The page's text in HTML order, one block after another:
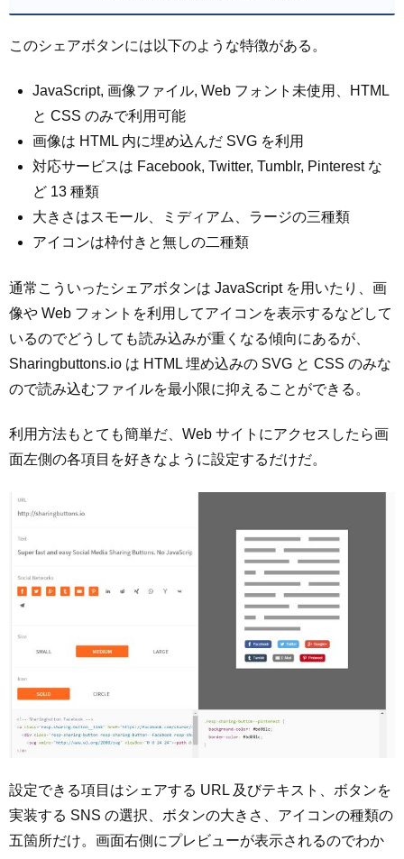
このシェアボタンには以下のような特徴がある。
JavaScript, 画像ファイル, Web フォント未使用、HTML
と CSS のみで利用可能
画像は HTML 内に埋め込んだ SVG を利用
対応サービスは Facebook, Twitter, Tumblr, Pinterest な
ど 13 種類
大きさはスモール、ミディアム、ラージの三種類
アイコンは枠付きと無しの二種類
通常こういったシェアボタンは JavaScript を用いたり、画
像や Web フォントを利用してアイコンを表示するなどして
いるのでどうしても読み込みが重くなる傾向にあるが、
Sharingbuttons.io は HTML 埋め込みの SVG と CSS のみな
ので読み込むファイルを最小限に抑えることができる。
利用方法もとても簡単だ、Web サイトにアクセスしたら画
面左側の各項目を好きなように設定するだけだ。
設定できる項目はシェアする URL 及びテキスト、ボタンを
実装する SNS の選択、ボタンの大きさ、アイコンの種類の
五箇所だけ。画面右側にプレビューが表示されるのでわか